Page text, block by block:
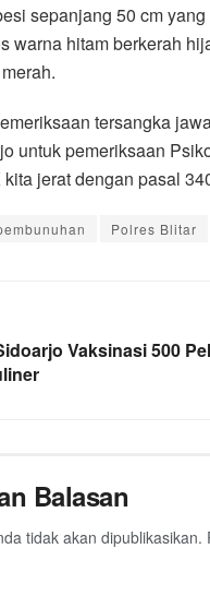
sepanjang 50 cm
warna hitam berkerah
tersangka
untuk pemeriksaan
jerat dengan pasal
Polres Blitar
Vaksinasi 500
Balasan
tidak akan dipublikasikan.